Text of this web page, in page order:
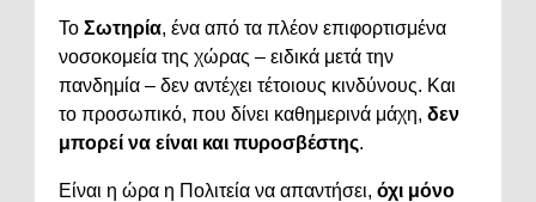
Το Σωτηρία, ένα από τα πλέον επιφορτισμένα
νοσοκομεία της χώρας – ειδικά μετά την
πανδημία – δεν αντέχει τέτοιους κινδύνους. Και
το προσωπικό, που δίνει καθημερινά μάχη, δεν
μπορεί να είναι και πυροσβέστης.
Είναι η ώρα η Πολιτεία να απαντήσει, όχι μόνο